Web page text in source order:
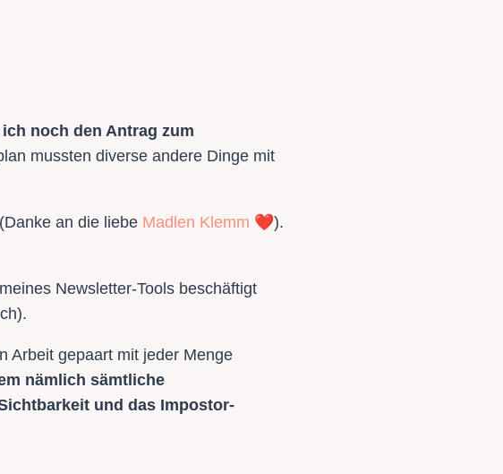
noch den Antrag zum
mussten diverse andere Dinge mit
an die liebe Madlen Klemm ❤️).
Newsletter-Tools beschäftigt
Arbeit gepaart mit jeder Menge
nämlich sämtliche
und das Impostor-